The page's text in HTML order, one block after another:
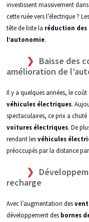
investissent massivement dans
cette ruée vers l’électrique ?
tête de liste la réduction
l’autonomie.
Baisse des
amélioration de
Il y a quelques années, le
véhicules électriques.
spectaculaires, ce prix a
voitures électriques. De
rendant lesvéhicules
préoccupés par la distance
recharge
Avec l’augmentation des
développement des bornes